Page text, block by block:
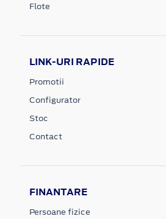
Flote
LINK-URI RAPIDE
Promotii
Configurator
Stoc
Contact
FINANTARE
Persoane fizice